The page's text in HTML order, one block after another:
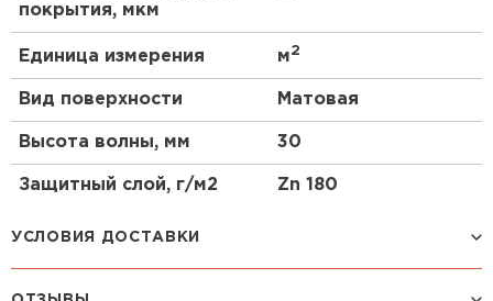
покрытия, мкм
Единица измерения м2
Вид поверхности Матовая
Высота волны, мм 30
Защитный слой, г/м2 Zn 180
УСЛОВИЯ ДОСТАВКИ